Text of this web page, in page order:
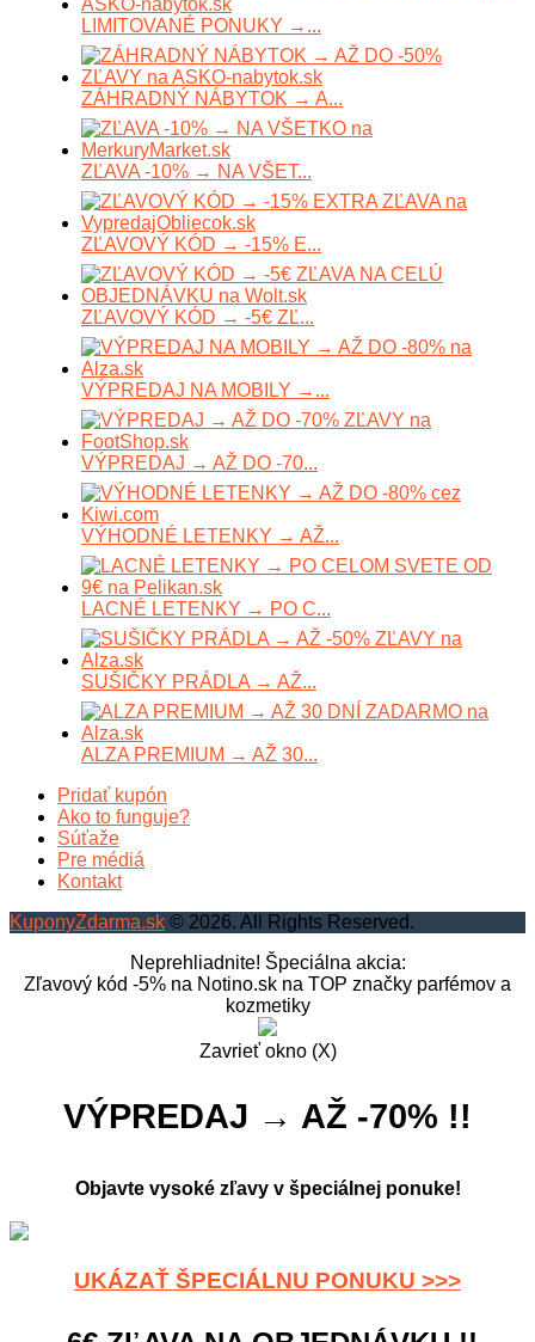
LIMITOVANÉ PONUKY →...
ZÁHRADNÝ NÁBYTOK → A...
ZĽAVA -10% → NA VŠET...
ZĽAVOVÝ KÓD → -15% E...
ZĽAVOVÝ KÓD → -5€ ZĽ...
VÝPREDAJ NA MOBILY →...
VÝPREDAJ → AŽ DO -70...
VÝHODNÉ LETENKY → AŽ...
LACNÉ LETENKY → PO C...
SUŠIČKY PRÁDLA → AŽ...
ALZA PREMIUM → AŽ 30...
Pridať kupón
Ako to funguje?
Súťaže
Pre médiá
Kontakt
KuponyZdarma.sk © 2026. All Rights Reserved.
Neprehliadnite! Špeciálna akcia:
Zľavový kód -5% na Notino.sk na TOP značky parfémov a
kozmetiky
Zavrieť okno (X)
VÝPREDAJ → AŽ -70% !!
Objavte vysoké zľavy v špeciálnej ponuke!
UKÁZAŤ ŠPECIÁLNU PONUKU >>>